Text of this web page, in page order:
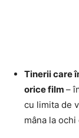
Tinerii care
orice film –
cu limita de
mâna la